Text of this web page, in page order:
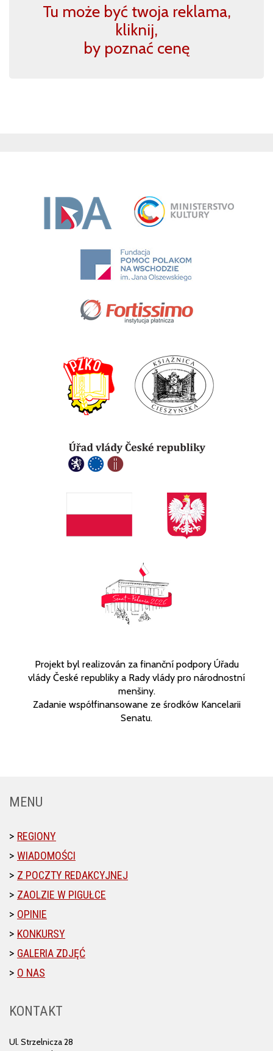
Tu może być twoja reklama,
kliknij,
by poznać cenę
Projekt byl realizován za finanční podpory Úřadu
vlády České republiky a Rady vlády pro národnostní
menšiny.
Zadanie współfinansowane ze środków Kancelarii
Senatu.
MENU
REGIONY
WIADOMOŚCI
Z POCZTY REDAKCYJNEJ
ZAOLZIE W PIGUŁCE
OPINIE
KONKURSY
GALERIA ZDJĘĆ
O NAS
KONTAKT
Ul. Strzelnicza 28